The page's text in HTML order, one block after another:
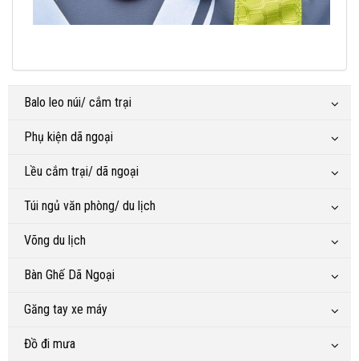
Balo leo núi/ cắm trại
Phụ kiện dã ngoại
Lều cắm trại/ dã ngoại
Túi ngủ văn phòng/ du lịch
Võng du lịch
Bàn Ghế Dã Ngoại
Găng tay xe máy
Đồ đi mưa